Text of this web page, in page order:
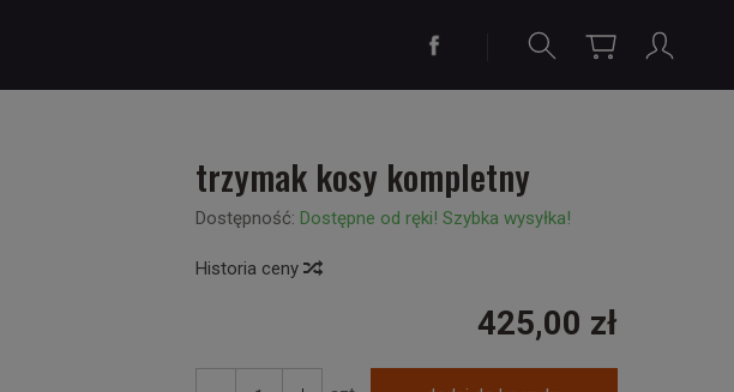
trzymak kosy kompletny
Dostępność: Dostępne od ręki! Szybka wysyłka!
Historia ceny
425,00 zł